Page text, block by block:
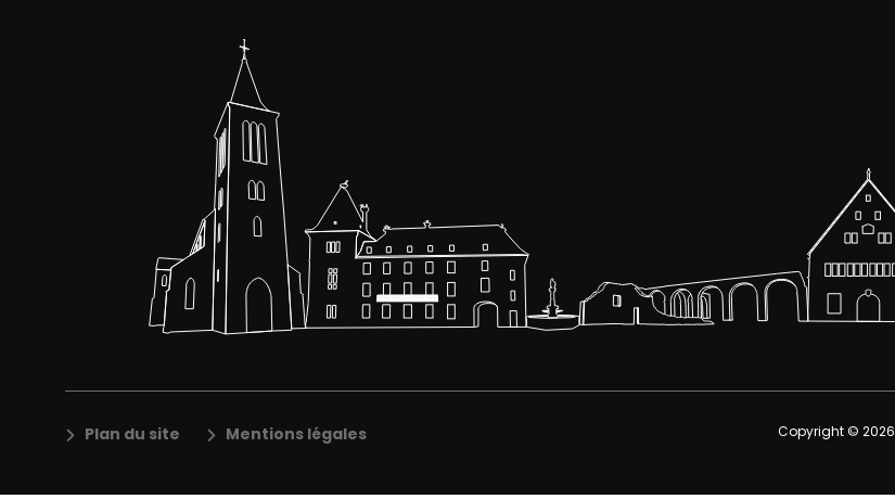
Plan du site Mentions légales Copyright © 2026